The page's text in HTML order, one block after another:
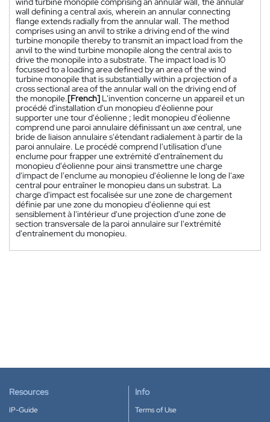
wall defining a central axis, wherein an annular connecting
flange extends radially from the annular wall. The method
comprises using an anvil to strike a driving end of the wind
turbine monopile thereby to transmit an impact load from the
anvil to the wind turbine monopile along the central axis to
drive the monopile into a substrate. The impact load is 10
focussed to a loading area defined by an area of the wind
turbine monopile that is substantially within a projection of a
cross sectional area of the annular wall on the driving end of
the monopile.[French] L'invention concerne un appareil et un
procédé d'installation d'un monopieu d'éolienne pour
supporter une tour d'éolienne ; ledit monopieu d'éolienne
comprend une paroi annulaire définissant un axe central, une
bride de liaison annulaire s'étendant radialement à partir de la
paroi annulaire. Le procédé comprend l'utilisation d'une
enclume pour frapper une extrémité d'entraînement du
monopieu d'éolienne pour ainsi transmettre une charge
d'impact de l'enclume au monopieu d'éolienne le long de l'axe
central pour entraîner le monopieu dans un substrat. La
charge d'impact est focalisée sur une zone de chargement
définie par une zone du monopieu d'éolienne qui est
sensiblement à l'intérieur d'une projection d'une zone de
section transversale de la paroi annulaire sur l'extrémité
d'entraînement du monopieu.
Resources
IP-Guide
Info
Terms of Use